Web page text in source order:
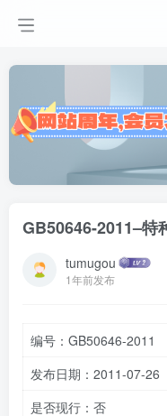
GB50646-2011–特
tumugou
1年前发布
编号：GB50646-2011
发布日期：2011-07-26
是否现行：否